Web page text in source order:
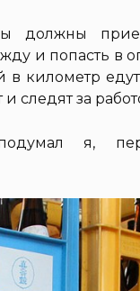
должны
и попасть в
километр
следят за
я,